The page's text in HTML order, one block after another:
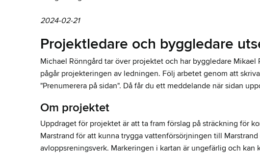
2024-02-21
Projektledare och byggledare
Michael Rönngård tar över projektet och har byggledare
pågår projekteringen av ledningen. Följ arbetet genom att
"Prenumerera på sidan". Då får du ett meddelande när sidan
Om projektet
Uppdraget för projektet är att ta fram förslag på sträckning för
Marstrand för att kunna trygga vattenförsörjningen till
avloppsreningsverk. Markeringen i kartan är ungefärlig och kan